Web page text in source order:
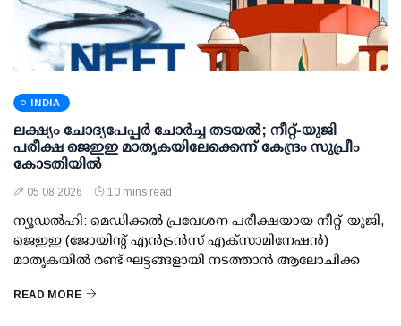
INDIA
ലക്ഷ്യം ചോദ്യപേപ്പര്‍ ചോര്‍ച്ച തടയല്‍; നീറ്റ്-യുജി
പരീക്ഷ ജെഇഇ മാതൃകയിലേക്കെന്ന് കേന്ദ്രം സുപ്രീം
കോടതിയില്‍
05 08 2026 10 mins read
ന്യൂഡല്‍ഹി: മെഡിക്കല്‍ പ്രവേശന പരീക്ഷയായ നീറ്റ്-യുജി,
ജെഇഇ (ജോയിന്റ് എന്‍ട്രന്‍സ് എക്‌സാമിനേഷന്‍)
മാതൃകയില്‍ രണ്ട് ഘട്ടങ്ങളായി നടത്താന്‍ ആലോചിക്ക
READ MORE